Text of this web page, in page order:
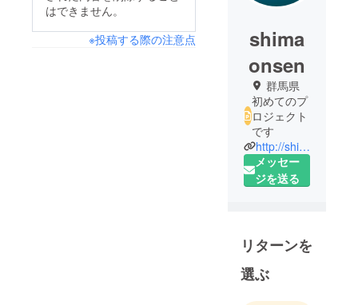
はできません。
※投稿する際の注意点
shima
onsen
群馬県
初めてのプ
ロジェクト
です
http://shimaonsen.com/
メッセー
ジを送る
リターンを
選ぶ